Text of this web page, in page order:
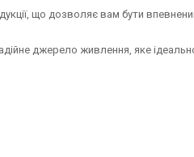
що дозволяє вам бути
джерело живлення, яке